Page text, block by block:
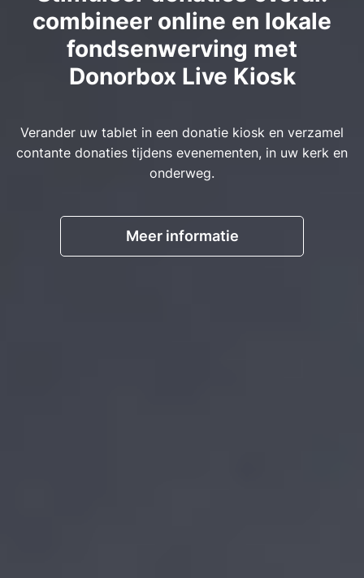
combineer online en lokale
fondsenwerving met
Donorbox Live Kiosk
Verander uw tablet in een donatie kiosk en verzamel
contante donaties tijdens evenementen, in uw kerk en
onderweg.
Meer informatie